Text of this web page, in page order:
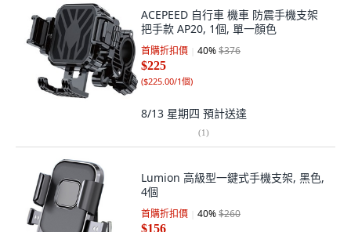
ACEPEED 自行車 機車 防震手機支架
把手款 AP20, 1個, 單一顏色
首購折扣價 40%$376
$225
($225.00/1個)
8/13 星期四 預計送達
(1)
Lumion 高級型一鍵式手機支架, 黑色,
4個
首購折扣價 40%$260
$156